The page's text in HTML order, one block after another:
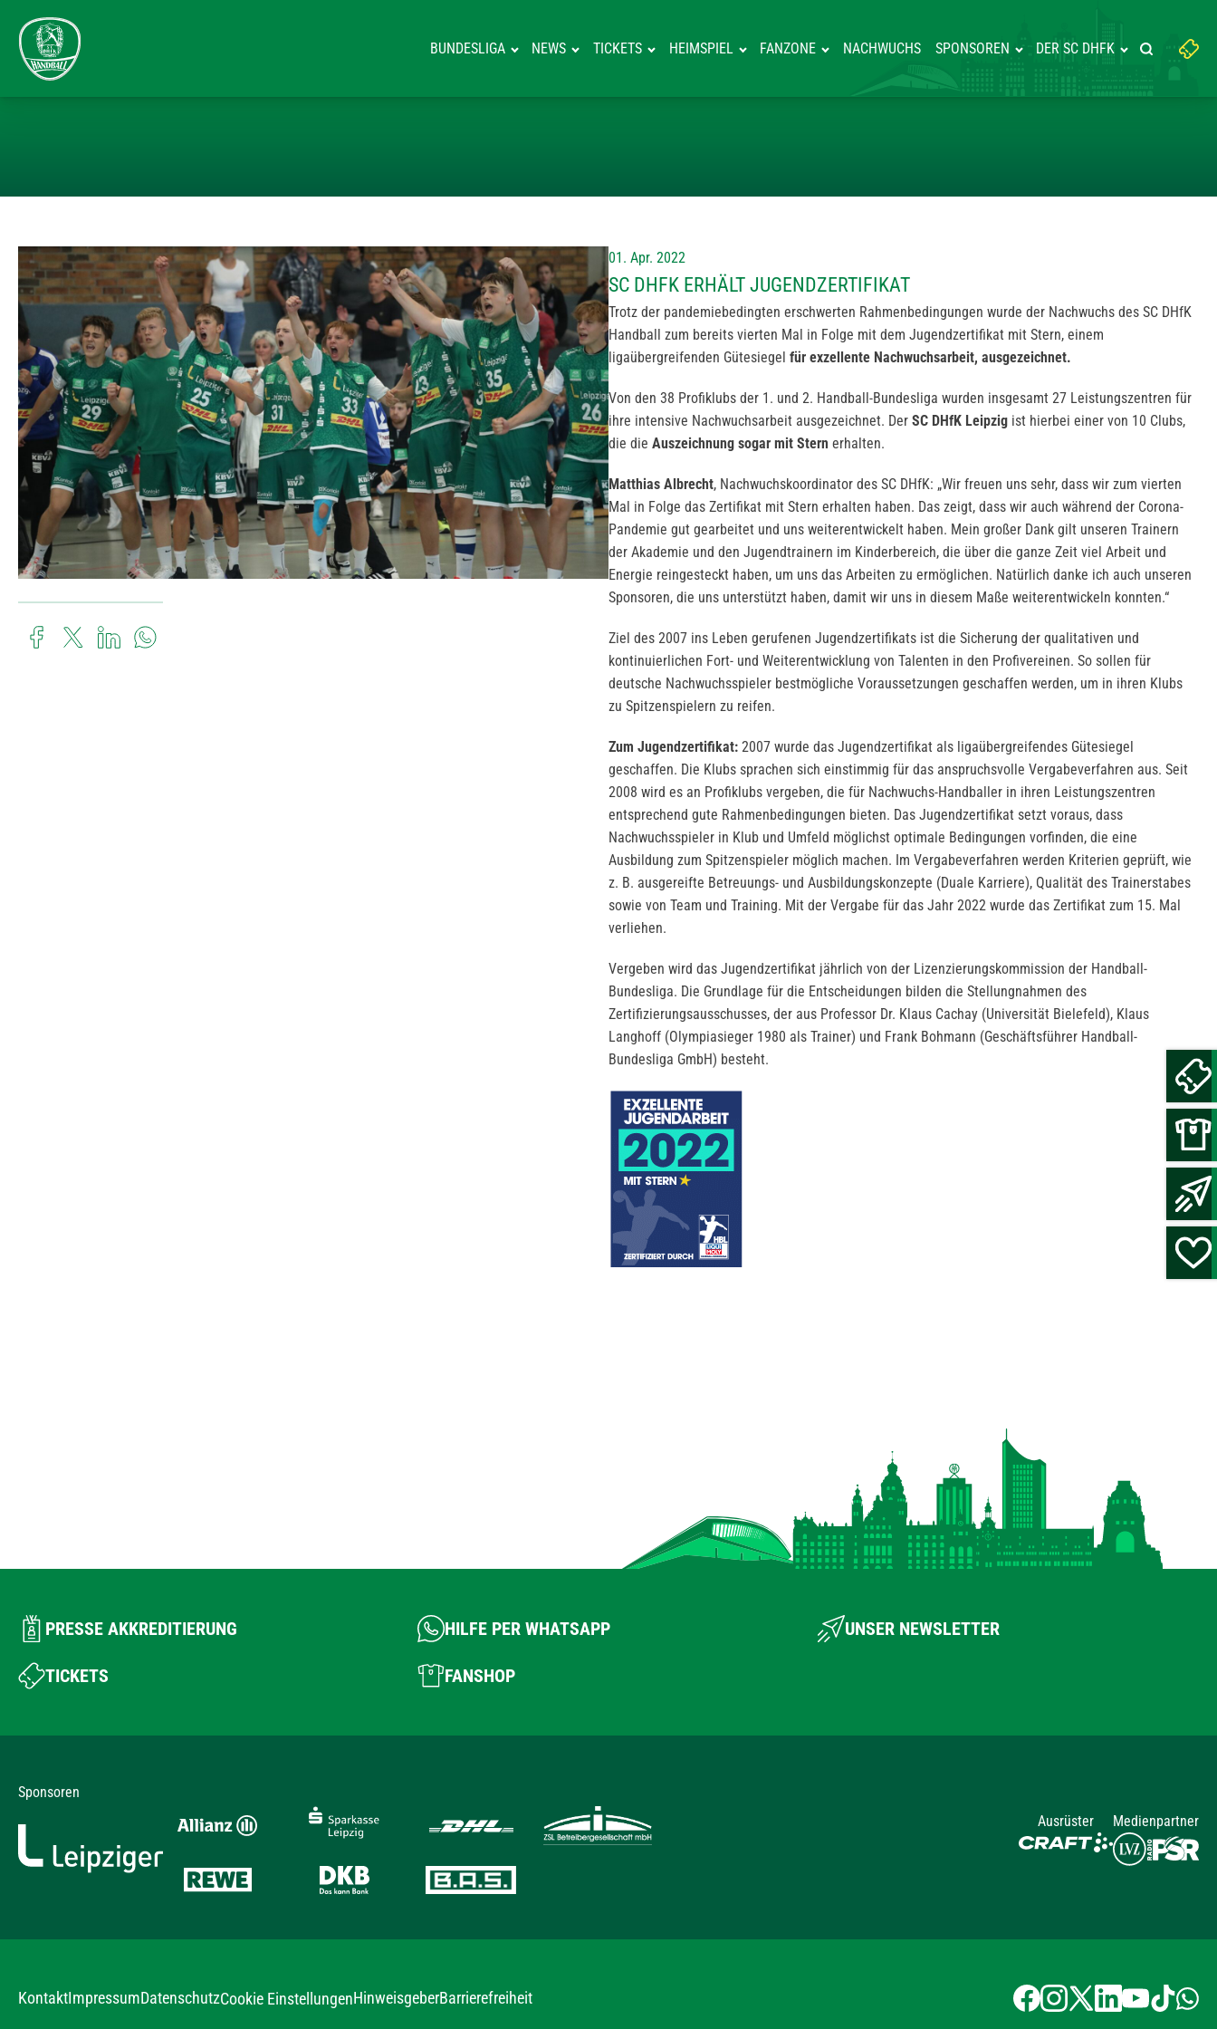
BUNDESLIGA NEWS TICKETS HEIMSPIEL FANZONE NACHWUCHS SPONSOREN DER SC DHFK
Suchbegriff
eingeben:
Suche
01. Apr. 2022
SC DHFK ERHÄLT JUGENDZERTIFIKAT
Trotz der pandemiebedingten erschwerten Rahmenbedingungen wurde der Nachwuchs des SC DHfK
Handball zum bereits vierten Mal in Folge mit dem Jugendzertifikat mit Stern, einem
ligaübergreifenden Gütesiegel für exzellente Nachwuchsarbeit, ausgezeichnet.
Von den 38 Profiklubs der 1. und 2. Handball-Bundesliga wurden insgesamt 27 Leistungszentren für
ihre intensive Nachwuchsarbeit ausgezeichnet. Der SC DHfK Leipzig ist hierbei einer von 10 Clubs,
die die Auszeichnung sogar mit Stern erhalten.
Matthias Albrecht, Nachwuchskoordinator des SC DHfK: „Wir freuen uns sehr, dass wir zum vierten
Mal in Folge das Zertifikat mit Stern erhalten haben. Das zeigt, dass wir auch während der Corona-
Pandemie gut gearbeitet und uns weiterentwickelt haben. Mein großer Dank gilt unseren Trainern
der Akademie und den Jugendtrainern im Kinderbereich, die über die ganze Zeit viel Arbeit und
Energie reingesteckt haben, um uns das Arbeiten zu ermöglichen. Natürlich danke ich auch unseren
Sponsoren, die uns unterstützt haben, damit wir uns in diesem Maße weiterentwickeln konnten.“
Ziel des 2007 ins Leben gerufenen Jugendzertifikats ist die Sicherung der qualitativen und
kontinuierlichen Fort- und Weiterentwicklung von Talenten in den Profivereinen. So sollen für
deutsche Nachwuchsspieler bestmögliche Voraussetzungen geschaffen werden, um in ihren Klubs
zu Spitzenspielern zu reifen.
Zum Jugendzertifikat: 2007 wurde das Jugendzertifikat als ligaübergreifendes Gütesiegel
geschaffen. Die Klubs sprachen sich einstimmig für das anspruchsvolle Vergabeverfahren aus. Seit
2008 wird es an Profiklubs vergeben, die für Nachwuchs-Handballer in ihren Leistungszentren
entsprechend gute Rahmenbedingungen bieten. Das Jugendzertifikat setzt voraus, dass
Nachwuchsspieler in Klub und Umfeld möglichst optimale Bedingungen vorfinden, die eine
Ausbildung zum Spitzenspieler möglich machen. Im Vergabeverfahren werden Kriterien geprüft, wie
z. B. ausgereifte Betreuungs- und Ausbildungskonzepte (Duale Karriere), Qualität des Trainerstabes
sowie von Team und Training. Mit der Vergabe für das Jahr 2022 wurde das Zertifikat zum 15. Mal
verliehen.
Vergeben wird das Jugendzertifikat jährlich von der Lizenzierungskommission der Handball-
Bundesliga. Die Grundlage für die Entscheidungen bilden die Stellungnahmen des
Zertifizierungsausschusses, der aus Professor Dr. Klaus Cachay (Universität Bielefeld), Klaus
Langhoff (Olympiasieger 1980 als Trainer) und Frank Bohmann (Geschäftsführer Handball-
Bundesliga GmbH) besteht.
PRESSE AKKREDITIERUNG HILFE PER WHATSAPP UNSER NEWSLETTER
TICKETS FANSHOP
Sponsoren
Ausrüster
Medienpartner
KontaktImpressumDatenschutzCookie EinstellungenHinweisgeberBarrierefreiheit